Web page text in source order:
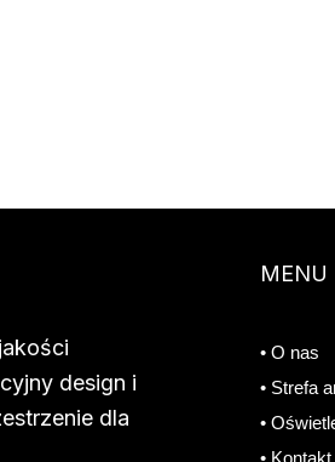
design i
dla
MENU
• O nas
• Strefa
•
• Kontakt